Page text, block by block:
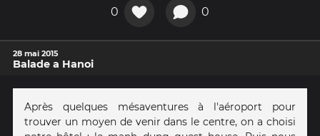
0 0
28 mai 2015
Balade a Hanoi
Après quelques mésaventures à l'aéroport pour
trouver un moyen de venir dans le centre, on a choisi